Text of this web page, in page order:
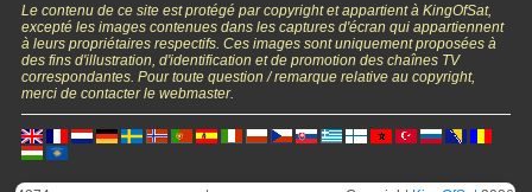
Le contenu de ce site est protégé par copyright et appartient à KingOfSat,
excepté les images contenues dans les captures d'écran qui appartiennent
à leurs propriétaires respectifs. Ces images sont uniquement proposées à
des fins d'illustration, d'identification et de promotion des chaînes TV
correspondantes. Pour toute question / remarque relative au copyright,
merci de contacter le webmaster.